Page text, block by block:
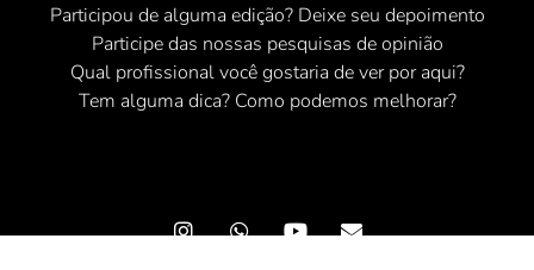
Participou de alguma edição? Deixe seu depoimento
Participe das nossas pesquisas de opinião
Qual profissional você gostaria de ver por aqui?
Tem alguma dica? Como podemos melhorar?